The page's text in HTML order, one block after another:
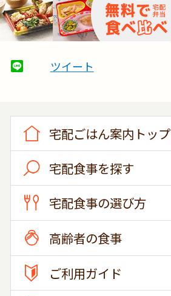
ツイート
宅配ごはん案内トップ
宅配食事を探す
宅配食事の選び方
高齢者の食事
ご利用ガイド